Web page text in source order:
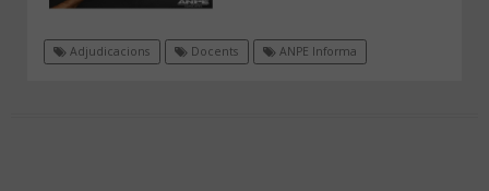
Adjudicacions Docents ANPE Informa